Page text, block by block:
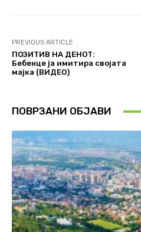
PREVIOUS ARTICLE
ПОЗИТИВ НА ДЕНОТ:
Бебенце ја имитира својата
мајка (ВИДЕО)
ПОВРЗАНИ ОБЈАВИ